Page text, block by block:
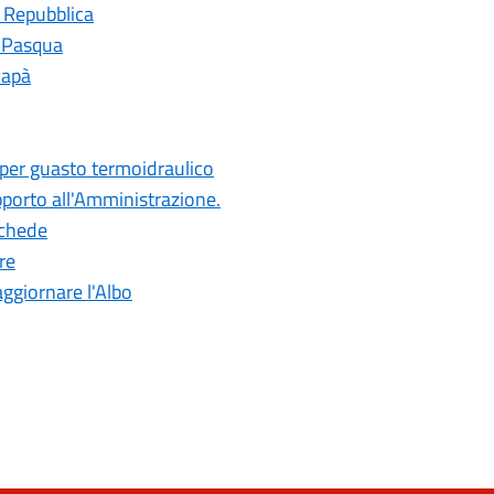
guasto termoidraulico
all'Amministrazione.
l'Albo